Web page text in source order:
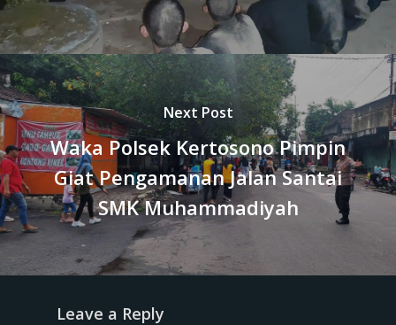
Next Post
Waka Polsek Kertosono Pimpin
Giat Pengamanan Jalan Santai
SMK Muhammadiyah
Leave a Reply